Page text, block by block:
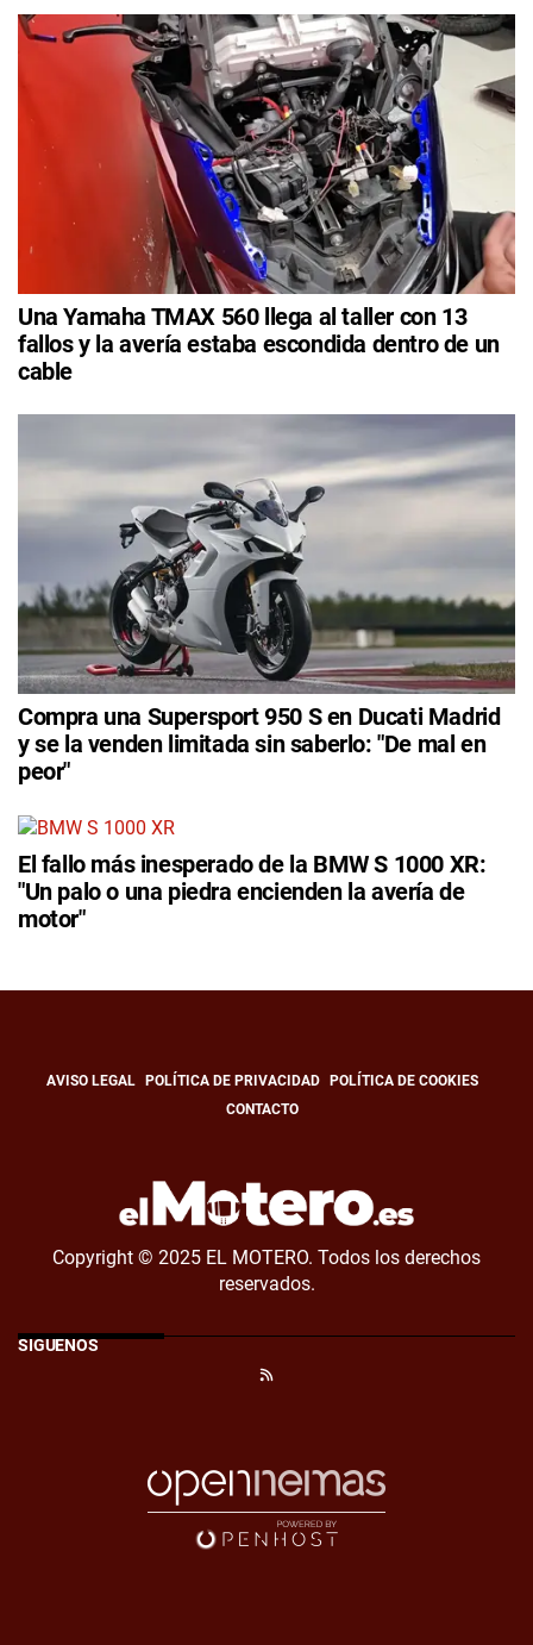
Una Yamaha TMAX 560 llega al taller con 13
fallos y la avería estaba escondida dentro de un
cable
Compra una Supersport 950 S en Ducati Madrid
y se la venden limitada sin saberlo: "De mal en
peor"
El fallo más inesperado de la BMW S 1000 XR:
"Un palo o una piedra encienden la avería de
motor"
AVISO LEGAL POLÍTICA DE PRIVACIDAD
POLÍTICA DE COOKIES
CONTACTO
Copyright © 2025 EL MOTERO. Todos los derechos
reservados.
SÍGUENOS